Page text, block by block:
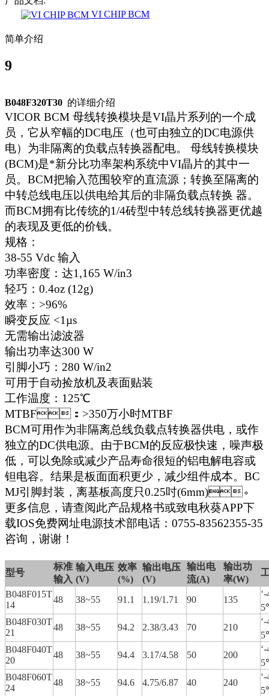
VI CHIP BCM
简单介绍
9
B048F320T30 的详细介绍
VICOR BCM 母线转换模块是VI晶片系列的一个成
员，它从窄幅的DC电压（也可由独立的DC电源供
电）为非隔离的负载点转换器配电。 母线转换模块
(BCM)是*新分比功率架构系统中VI晶片的其中一
员。BCM把输入范围较窄的直流源；转换至隔离的
中转总线电压以供电给其后的非隔负载点转换 器。
而BCM拥有比传统的1/4砖型中转总线转换器更优越
的表现及更低的价钱。
规格：
38-55 Vdc 输入
功率密度：达1,165 W/in3
轻巧：0.4oz (12g)
效率：>96%
瞬变反应 <1µs
无需输出滤波器
输出功率达300 W
引脚小巧：280 W/in2
可用于自动捡放机及表面贴装
工作温度：125℃
MTBF：>350万小时MTBF
BCM可用作为非隔离总线负载点转换器供电，或作
独立的DC供电源。由于BCM的反应极快速，噪声极
低，可以免除或减少产品寿命很短的铝电解电容或
钽电容。结果是板面面积更少，减少组件成本。BC
MJ引脚封装，离基板高度只0.25吋(6mm)。
更多信息，请查阅此产品规格书或致电秋葵APP下
载IOS免费网址电源技术部电话：0755-83562355-35
咨询，谢谢！
型号
标准
输入
输入电压
(V)
效率
(%)
输出电压
(V)
输出电
流(A)
输出功
率(W)
B048F015T
14
48 38~55 91.1 1.19/1.71 90 135
B048F030T
21
48 38~55 94.2 2.38/3.43 70 210
B048F040T
20
48 38~55 94.4 3.17/4.58 50 200
B048F060T
24
48 38~55 94.6 4.75/6.87 40 240